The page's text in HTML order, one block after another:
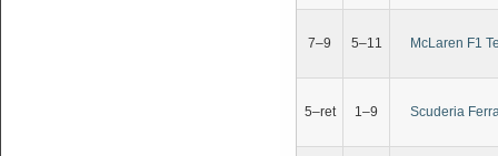
7–9 5–11 McLaren F1
5–ret 1–9 Scuderia